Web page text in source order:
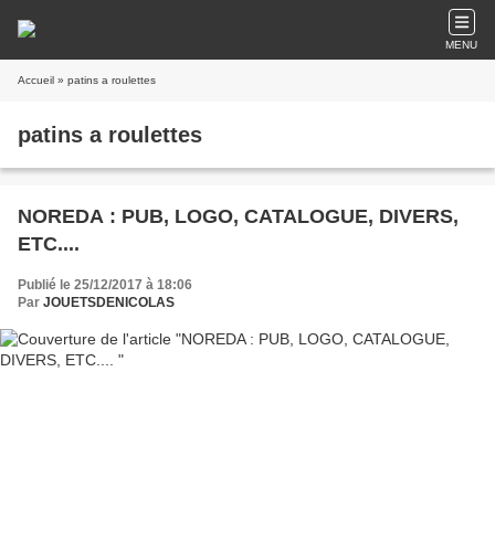
MENU
Accueil » patins a roulettes
patins a roulettes
NOREDA : PUB, LOGO, CATALOGUE, DIVERS,
ETC....
Publié le 25/12/2017 à 18:06
Par JOUETSDENICOLAS